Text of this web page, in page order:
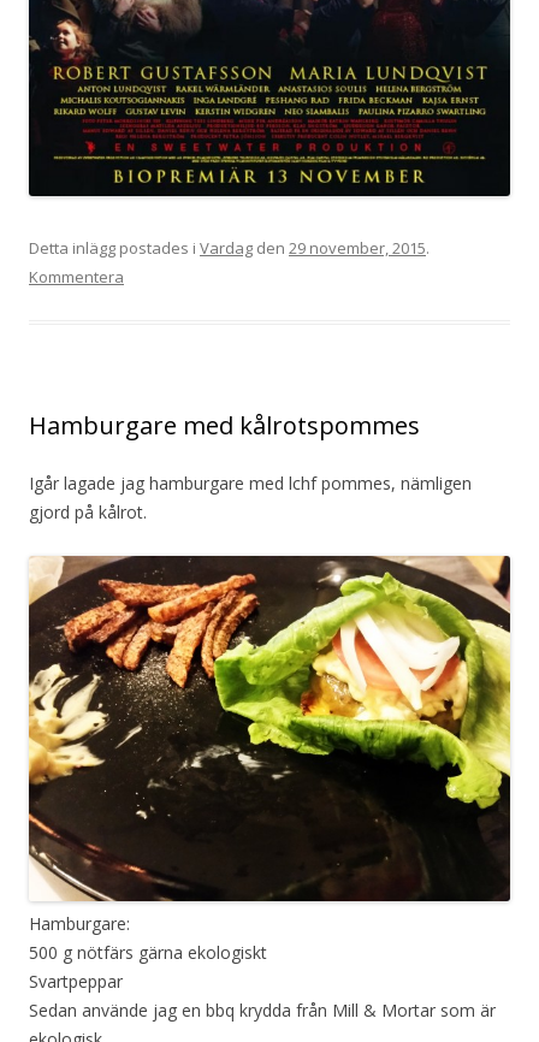
Detta inlägg postades i Vardag den 29 november, 2015.
Kommentera
Hamburgare med kålrotspommes
Igår lagade jag hamburgare med lchf pommes, nämligen
gjord på kålrot.
Hamburgare:
500 g nötfärs gärna ekologiskt
Svartpeppar
Sedan använde jag en bbq krydda från Mill & Mortar som är